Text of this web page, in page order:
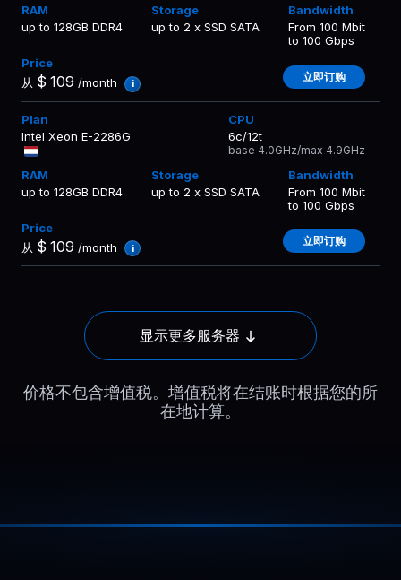
up to 128GB DDR4 up to 2 x SSD SATA
From 100 Mbit
to 100 Gbps
从 $ 109 /month i
立即订购
Intel Xeon E-2286G 6c/12t
base 4.0GHz/max 4.9GHz
up to 128GB DDR4 up to 2 x SSD SATA
From 100 Mbit
to 100 Gbps
从 $ 109 /month i
立即订购
显示更多服务器
价格不包含增值税。增值税将在结账时根据您的所
在地计算。